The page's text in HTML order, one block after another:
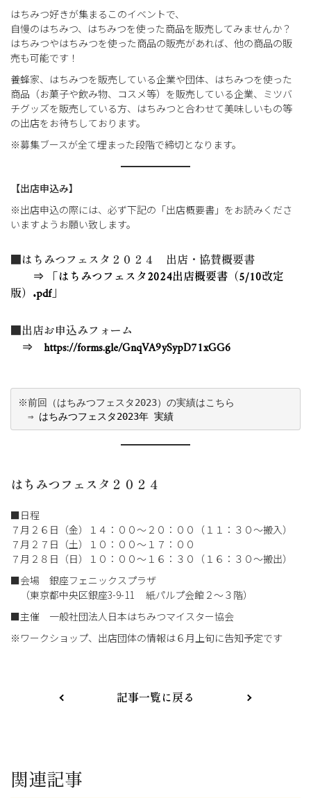
はちみつ好きが集まるこのイベントで、
自慢のはちみつ、はちみつを使った商品を販売してみませんか？
はちみつやはちみつを使った商品の販売があれば、他の商品の販
売も可能です！
養蜂家、はちみつを販売している企業や団体、はちみつを使った
商品（お菓子や飲み物、コスメ等）を販売している企業、ミツバ
チグッズを販売している方、はちみつと合わせて美味しいもの等
の出店をお待ちしております。
※募集ブースが全て埋まった段階で締切となります。
【出店申込み】
※出店申込の際には、必ず下記の「出店概要書」をお読みくださ
いますようお願い致します。
■はちみつフェスタ２０２４ 出店・協賛概要書
⇒ 「はちみつフェスタ2024出店概要書（5/10改定
版）.pdf」
■出店お申込みフォーム
⇒ https://forms.gle/GnqVA9ySypD71xGG6
※前回（はちみつフェスタ2023）の実績はこちら
⇒ はちみつフェスタ2023年 実績
はちみつフェスタ２０２ ４
■日程
７月２６日（金）１４：００～２０：００（１１：３０～搬入）
７月２７日（土）１０：００～１７：００
７月２８日（日）１０：００～１６：３０（１６：３０～搬出）
■会場 銀座フェニックスプラザ
（東京都中央区銀座3-9-11 紙パルプ会館２～３階）
■主催 一般社団法人日本はちみつマイスター協会
※ワークショップ、出店団体の情報は６月上旬に告知予定です
記事一覧に戻る
関連記事